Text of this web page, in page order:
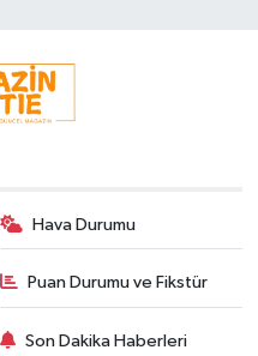
Hava Durumu
Puan Durumu ve Fikstür
Son Dakika Haberleri